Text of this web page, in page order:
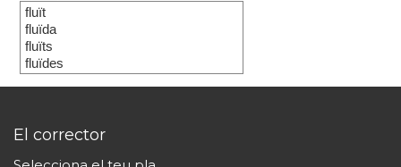
fluït
fluïda
fluïts
fluïdes
El corrector